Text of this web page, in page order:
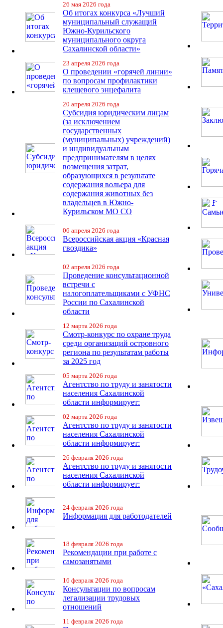
26 мая 2026 года
Об итогах конкурса «Лучший
муниципальный служащий
Южно-Курильского
муниципального округа
Сахалинской области»
23 апреля 2026 года
О проведении «горячей линии»
по вопросам профилактики
клещевого энцефалита
20 апреля 2026 года
Субсидия юридическим лицам
(за исключением
государственных
(муниципальных) учреждений)
и индивидуальным
предпринимателям в целях
возмещения затрат,
образующихся в результате
содержания вольера для
содержания животных без
владельцев в Южно-
Курильском МО СО
06 апреля 2026 года
Всероссийская акция «Красная
гвоздика»
02 апреля 2026 года
Проведение консультационной
встречи с
налогоплательщиками с УФНС
России по Сахалинской
области
12 марта 2026 года
Смотр-конкурс по охране труда
среди организаций островного
региона по результатам работы
за 2025 год
05 марта 2026 года
Агентство по труду и занятости
населения Сахалинской
области информирует:
02 марта 2026 года
Агентство по труду и занятости
населения Сахалинской
области информирует:
26 февраля 2026 года
Агентство по труду и занятости
населения Сахалинской
области информирует:
24 февраля 2026 года
Информация для работодателей
18 февраля 2026 года
Рекомендации при работе с
самозанятыми
16 февраля 2026 года
Консультации по вопросам
легализации трудовых
отношений
11 февраля 2026 года